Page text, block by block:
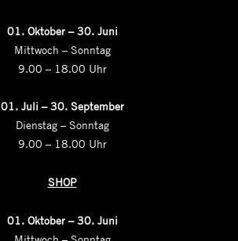
01. Oktober – 30. Juni
Mittwoch – Sonntag
9.00 – 18.00 Uhr
01. Juli – 30. September
Dienstag – Sonntag
9.00 – 18.00 Uhr
SHOP
01. Oktober – 30. Juni